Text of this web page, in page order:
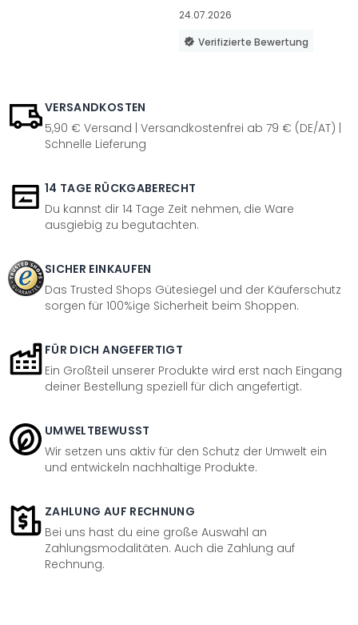
24.07.2026
Verifizierte Bewertung
VERSANDKOSTEN
5,90 € Versand | Versandkostenfrei ab 79 € (DE/AT) |
Schnelle Lieferung
14 TAGE RÜCKGABERECHT
Du kannst dir 14 Tage Zeit nehmen, die Ware
ausgiebig zu begutachten.
SICHER EINKAUFEN
Das Trusted Shops Gütesiegel und der Käuferschutz
sorgen für 100%ige Sicherheit beim Shoppen.
FÜR DICH ANGEFERTIGT
Ein Großteil unserer Produkte wird erst nach Eingang
deiner Bestellung speziell für dich angefertigt.
UMWELTBEWUSST
Wir setzen uns aktiv für den Schutz der Umwelt ein
und entwickeln nachhaltige Produkte.
ZAHLUNG AUF RECHNUNG
Bei uns hast du eine große Auswahl an
Zahlungsmodalitäten. Auch die Zahlung auf
Rechnung.